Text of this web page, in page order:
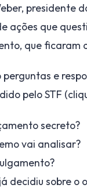
presidente
ações que
que ficaram
e
pelo STF
secreto?
vai analisar?
decidiu sobre o